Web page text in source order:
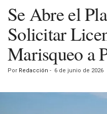
Se Abre el
Solicitar
Marisqueo a
Por Redacción - 6 de junio de 2026